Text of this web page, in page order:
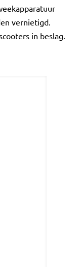
vernietigd.
in beslag.